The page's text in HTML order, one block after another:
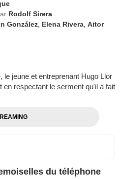
Rodolf Sirera
González Elena Rivera ,Aitor
jeune et entreprenant Hugo Llor
en respectant le serment qu'il a fait
du téléphone